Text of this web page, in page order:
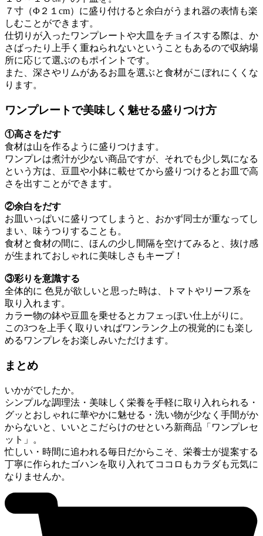
７寸（Φ２１cm）に盛り付けると余白がうまれ器の表情も楽
しむことができます。
仕切りが入ったワンプレートや大皿をチョイスする際は、か
さばったり上手く重ねられないということもあるので収納場
所に応じて選ぶのもポイントです。
また、深さやリムがあるお皿を選ぶと食材がこぼれにくくな
ります。
ワンプレートで美味しく魅せる盛りつけ方
①高さをだす
食材は山を作るように盛りつけます。
ワンプレは煮汁が少ない商品ですが、それでも少し気になる
という方は、豆皿や小鉢に載せてから盛りつけるとお皿で高
さを出すことができます。
②余白をだす
お皿いっぱいに盛りつてしまうと、おかず同士が重なってし
まい、味うつりすることも。
食材と食材の間に、ほんの少し間隔を空けてみると、抜け感
が生まれておしゃれに美味しさもキープ！
③彩りを意識する
全体的に 色見が欲しいと思った時は、トマトやリーフ系を
取り入れます。
カラー物の鉢や豆皿を乗せるとカフェっぽい仕上がりに。
この3つを上手く取りいればワンランク上の視覚的にも楽し
めるワンプレをお楽しみいただけます。
まとめ
いかがでしたか。
シンプルな調理法・美味しく栄養を手軽に取り入れられる・
グッとおしゃれに華やかに魅せる・洗い物が少なく手間がか
からないと、いいとこだらけのせといろ新商品「ワンプレセ
ット」。
忙しい・時間に追われる毎日だからこそ、栄養士が提案する
丁寧に作られたゴハンを取り入れてココロもカラダも元気に
なりませんか。